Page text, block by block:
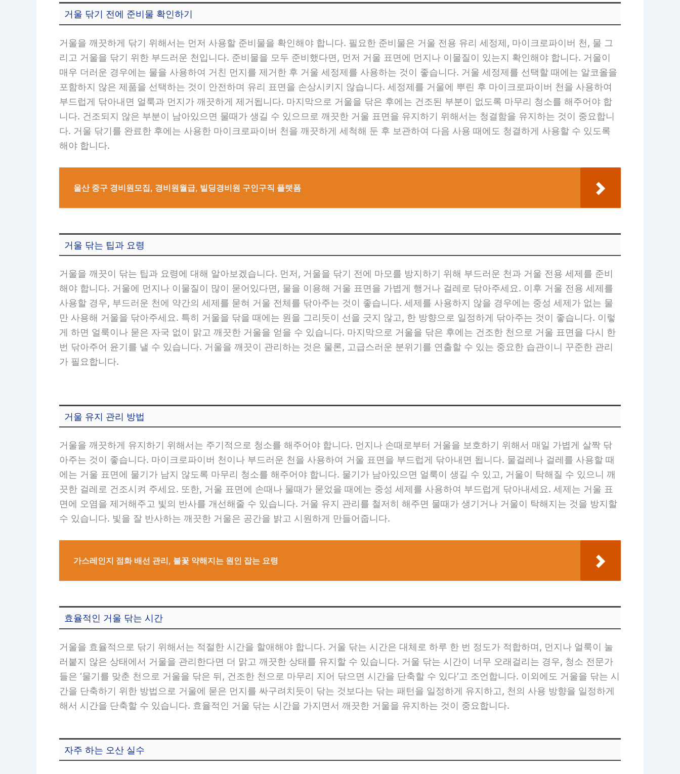
거울 닦기 전에 준비물 확인하기
거울을 깨끗하게 닦기 위해서는 먼저 사용할 준비물을 확인해야 합니다. 필요한 준비물은 거울 전용 유리 세정제, 마이크로파이버 천, 물 그
리고 거울을 닦기 위한 부드러운 천입니다. 준비물을 모두 준비했다면, 먼저 거울 표면에 먼지나 이물질이 있는지 확인해야 합니다. 거울이
매우 더러운 경우에는 물을 사용하여 거친 먼지를 제거한 후 거울 세정제를 사용하는 것이 좋습니다. 거울 세정제를 선택할 때에는 알코올을
포함하지 않은 제품을 선택하는 것이 안전하며 유리 표면을 손상시키지 않습니다. 세정제를 거울에 뿌린 후 마이크로파이버 천을 사용하여
부드럽게 닦아내면 얼룩과 먼지가 깨끗하게 제거됩니다. 마지막으로 거울을 닦은 후에는 건조된 부분이 없도록 마무리 청소를 해주어야 합
니다. 건조되지 않은 부분이 남아있으면 물때가 생길 수 있으므로 깨끗한 거울 표면을 유지하기 위해서는 청결함을 유지하는 것이 중요합니
다. 거울 닦기를 완료한 후에는 사용한 마이크로파이버 천을 깨끗하게 세척해 둔 후 보관하여 다음 사용 때에도 청결하게 사용할 수 있도록
해야 합니다.
울산 중구 경비원모집, 경비원월급, 빌딩경비원 구인구직 플랫폼
거울 닦는 팁과 요령
거울을 깨끗이 닦는 팁과 요령에 대해 알아보겠습니다. 먼저, 거울을 닦기 전에 마모를 방지하기 위해 부드러운 천과 거울 전용 세제를 준비
해야 합니다. 거울에 먼지나 이물질이 많이 묻어있다면, 물을 이용해 거울 표면을 가볍게 행거나 걸레로 닦아주세요. 이후 거울 전용 세제를
사용할 경우, 부드러운 천에 약간의 세제를 묻혀 거울 전체를 닦아주는 것이 좋습니다. 세제를 사용하지 않을 경우에는 중성 세제가 없는 물
만 사용해 거울을 닦아주세요. 특히 거울을 닦을 때에는 원을 그리듯이 선을 긋지 않고, 한 방향으로 일정하게 닦아주는 것이 좋습니다. 이렇
게 하면 얼룩이나 묻은 자국 없이 맑고 깨끗한 거울을 얻을 수 있습니다. 마지막으로 거울을 닦은 후에는 건조한 천으로 거울 표면을 다시 한
번 닦아주어 윤기를 낼 수 있습니다. 거울을 깨끗이 관리하는 것은 물론, 고급스러운 분위기를 연출할 수 있는 중요한 습관이니 꾸준한 관리
가 필요합니다.
거울 유지 관리 방법
거울을 깨끗하게 유지하기 위해서는 주기적으로 청소를 해주어야 합니다. 먼지나 손때로부터 거울을 보호하기 위해서 매일 가볍게 살짝 닦
아주는 것이 좋습니다. 마이크로파이버 천이나 부드러운 천을 사용하여 거울 표면을 부드럽게 닦아내면 됩니다. 물걸레나 걸레를 사용할 때
에는 거울 표면에 물기가 남지 않도록 마무리 청소를 해주어야 합니다. 물기가 남아있으면 얼룩이 생길 수 있고, 거울이 탁해질 수 있으니 깨
끗한 걸레로 건조시켜 주세요. 또한, 거울 표면에 손때나 물때가 묻었을 때에는 중성 세제를 사용하여 부드럽게 닦아내세요. 세제는 거울 표
면에 오염을 제거해주고 빛의 반사를 개선해줄 수 있습니다. 거울 유지 관리를 철저히 해주면 물때가 생기거나 거울이 탁해지는 것을 방지할
수 있습니다. 빛을 잘 반사하는 깨끗한 거울은 공간을 밝고 시원하게 만들어줍니다.
가스레인지 점화 배선 관리, 불꽃 약해지는 원인 잡는 요령
효율적인 거울 닦는 시간
거울을 효율적으로 닦기 위해서는 적절한 시간을 할애해야 합니다. 거울 닦는 시간은 대체로 하루 한 번 정도가 적합하며, 먼지나 얼룩이 눌
러붙지 않은 상태에서 거울을 관리한다면 더 맑고 깨끗한 상태를 유지할 수 있습니다. 거울 닦는 시간이 너무 오래걸리는 경우, 청소 전문가
들은 ‘물기를 맞춘 천으로 거울을 닦은 뒤, 건조한 천으로 마무리 지어 닦으면 시간을 단축할 수 있다’고 조언합니다. 이외에도 거울을 닦는 시
간을 단축하기 위한 방법으로 거울에 묻은 먼지를 싸구려치듯이 닦는 것보다는 닦는 패턴을 일정하게 유지하고, 천의 사용 방향을 일정하게
해서 시간을 단축할 수 있습니다. 효율적인 거울 닦는 시간을 가지면서 깨끗한 거울을 유지하는 것이 중요합니다.
자주 하는 오산 실수